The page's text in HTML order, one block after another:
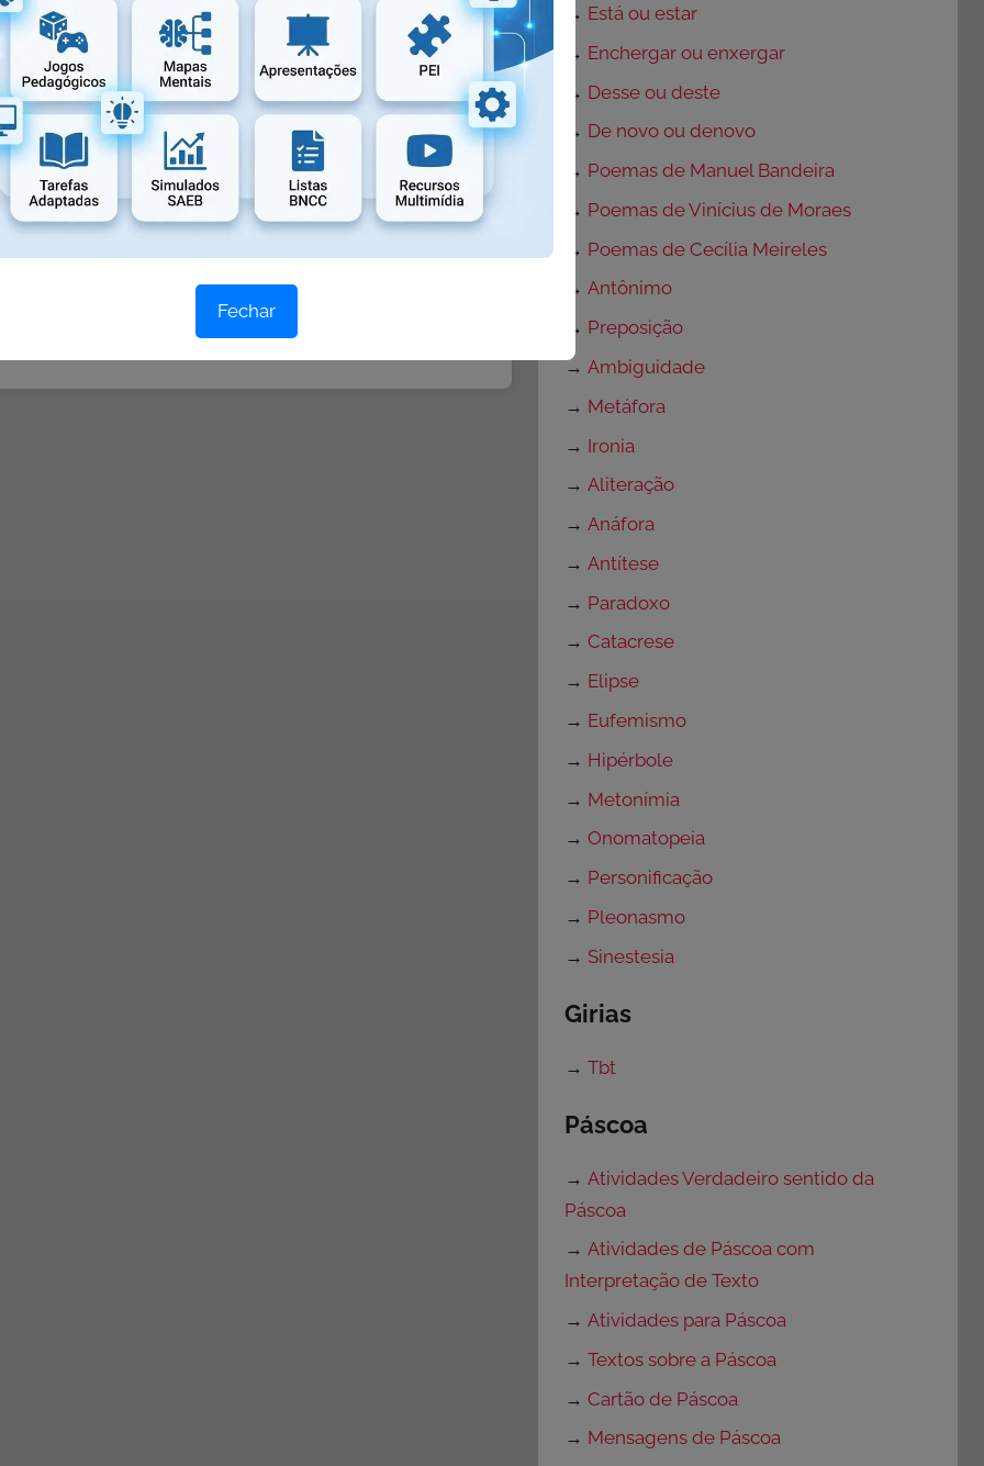
aula alinhados à BNCC de forma rápida, gratuita e
×
FERRAMENTA!
precisa e personalizada será a resposta gerada pela
ao máximo a ferramenta!
→ Está ou estar
→ Enchergar ou enxergar
→ Desse ou deste
→ De novo ou denovo
→ Poemas de Manuel Bandeira
→ Poemas de Vinícius de Moraes
→ Poemas de Cecília Meireles
→Antônimo
→ Preposição
→Ambiguidade
→ Metáfora
→ Ironia
→Aliteração
→Anáfora
→Antítese
→ Paradoxo
→Catacrese
→ Elipse
→ Eufemismo
→ Hipérbole
→ Metonímia
→Onomatopeia
→ Personificação
→ Pleonasmo
→ Sinestesia
Girias
→Tbt
Páscoa
→Atividades Verdadeiro sentido da
Páscoa
→Atividades de Páscoa com
Interpretação de Texto
→Atividades para Páscoa
→Textos sobre a Páscoa
→Cartão de Páscoa
→ Mensagens de Páscoa
Fechar